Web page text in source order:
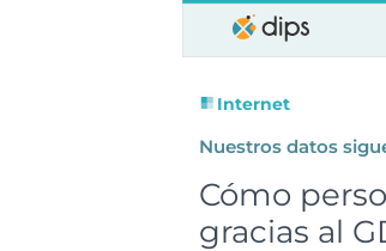
Internet
Nuestros datos
Cómo
gracias al